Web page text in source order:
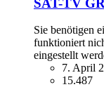
Sie benötigen
funktioniert
eingestellt
7. April
15.487